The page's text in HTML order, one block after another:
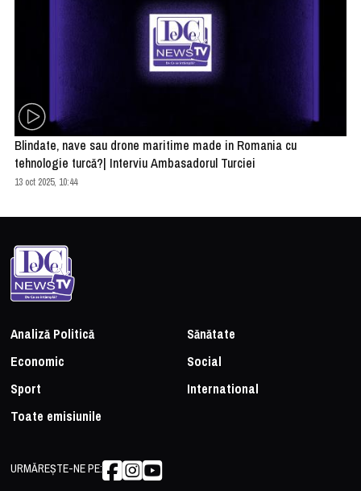
Blindate, nave sau drone maritime made in Romania cu
tehnologie turcă?| Interviu Ambasadorul Turciei
13 oct 2025, 10:44
Analiză Politică
Sănătate
Economic
Social
Sport
International
Toate emisiunile
URMĂREȘTE-NE PE: